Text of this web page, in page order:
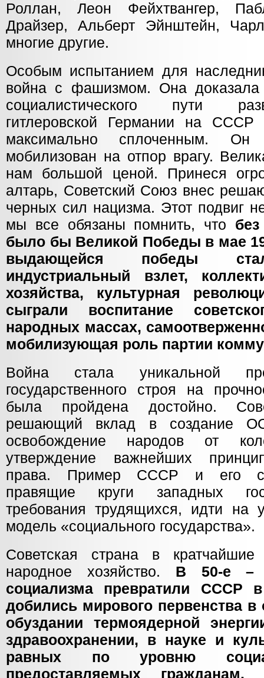
Роллан, Леон Фейхтвангер,
Драйзер, Альберт Эйнштейн,
многие другие.
Особым испытанием для
война с фашизмом. Она доказала
социалистического пути
гитлеровской Германии на СССР
максимально сплоченным. Он
мобилизован на отпор врагу.
нам большой ценой. Принеся
алтарь, Советский Союз внес
черных сил нацизма. Этот подвиг
мы все обязаны помнить, что
было бы Великой Победы в мае
выдающейся победы
индустриальный взлет,
хозяйства, культурная
сыграли воспитание
народных массах,
мобилизующая роль партии
Война стала уникальной
государственного строя на
была пройдена достойно.
решающий вклад в создание
освобождение народов от
утверждение важнейших
права. Пример СССР и его
правящие круги западных
требования трудящихся, идти на
модель «социального государства».
Советская страна в кратчайшие
народное хозяйство. В 50-е –
социализма превратили СССР
добились мирового первенства в
обуздании термоядерной
здравоохранении, в науке и
равных по уровню
предоставляемых гражданам.